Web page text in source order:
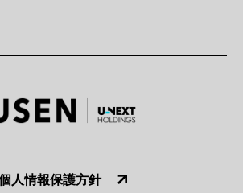
人情報保護方針